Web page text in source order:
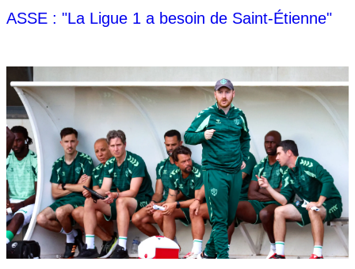
ASSE : "La Ligue 1 a besoin de Saint-Étienne"